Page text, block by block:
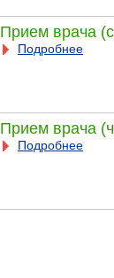
Прием врача
Подробнее
Прием врача
Подробнее